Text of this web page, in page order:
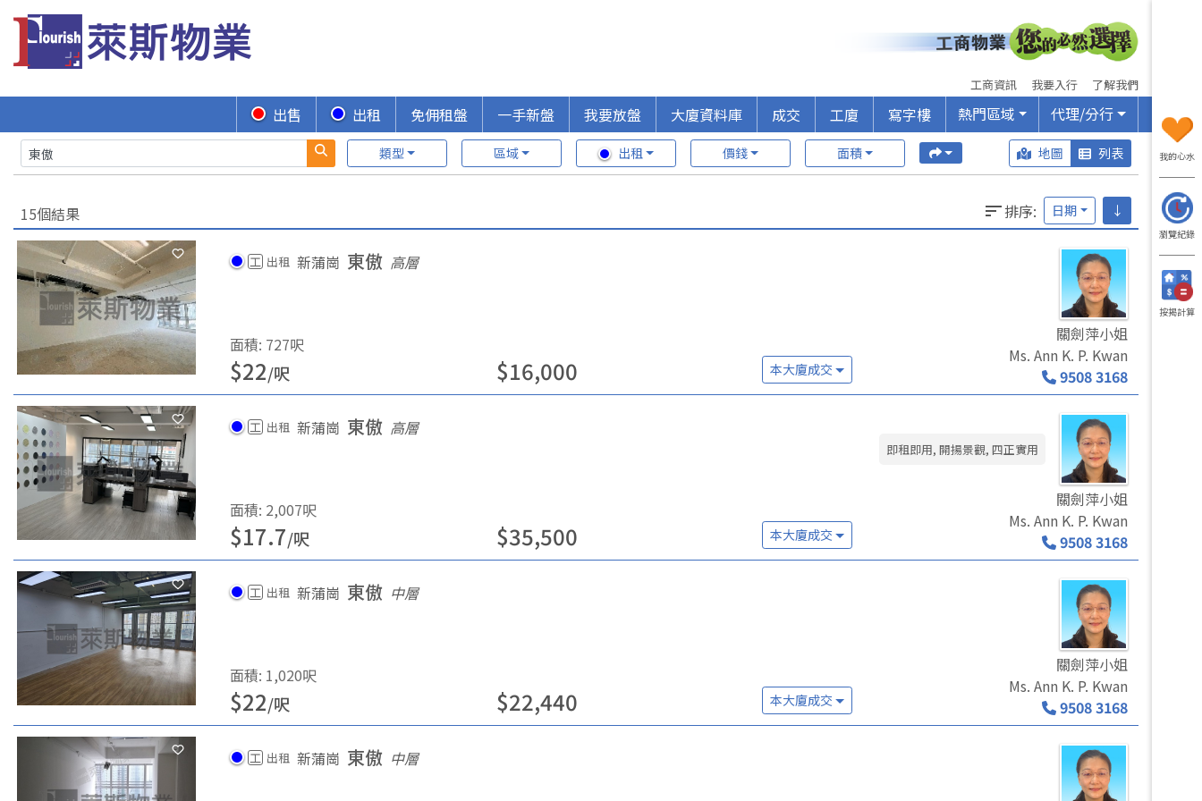
工商資訊 我要入行 了解我們
出售 出租 免佣租盤 一手新盤 我要放盤 大廈資料庫 成交 工廈 寫字樓 熱門區域 代理/分行
類型 區域 出租 價錢 面積 地圖 列表
15個結果 排序: 日期 ↓
工 出租 新蒲崗 東傲 高層
面積: 727呎
$22/呎 $16,000 本大廈成交
關劍萍小姐
Ms. Ann K. P. Kwan
9508 3168
工 出租 新蒲崗 東傲 高層
面積: 2,007呎
$17.7/呎 $35,500 本大廈成交
即租即用, 開揚景觀, 四正實用
關劍萍小姐
Ms. Ann K. P. Kwan
9508 3168
工 出租 新蒲崗 東傲 中層
面積: 1,020呎
$22/呎 $22,440 本大廈成交
關劍萍小姐
Ms. Ann K. P. Kwan
9508 3168
工 出租 新蒲崗 東傲 中層
我的心水
瀏覽紀錄
按揭計算